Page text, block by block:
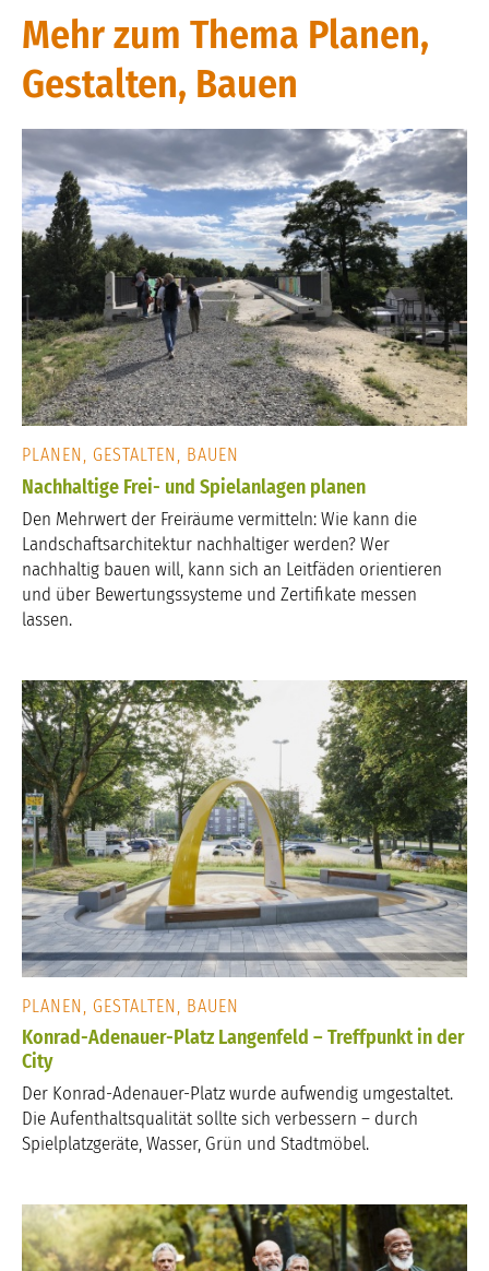
Mehr zum Thema Planen,
Gestalten, Bauen
PLANEN, GESTALTEN, BAUEN
Nachhaltige Frei- und Spielanlagen planen
Den Mehrwert der Freiräume vermitteln: Wie kann die
Landschaftsarchitektur nachhaltiger werden? Wer
nachhaltig bauen will, kann sich an Leitfäden orientieren
und über Bewertungssysteme und Zertifikate messen
lassen.
PLANEN, GESTALTEN, BAUEN
Konrad-Adenauer-Platz Langenfeld – Treffpunkt in der
City
Der Konrad-Adenauer-Platz wurde aufwendig umgestaltet.
Die Aufenthaltsqualität sollte sich verbessern – durch
Spielplatzgeräte, Wasser, Grün und Stadtmöbel.